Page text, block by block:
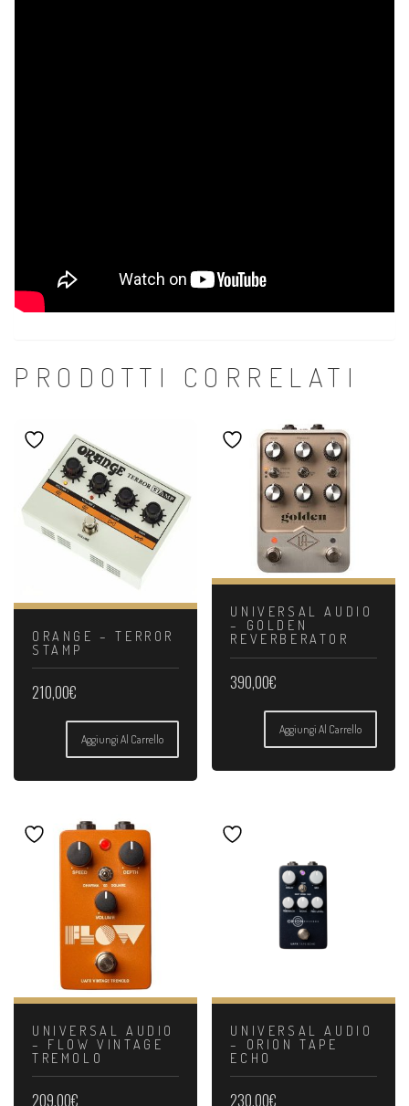
PRODOTTI CORRELATI
ORANGE – TERROR
STAMP
210,00€
Aggiungi Al Carrello
UNIVERSAL AUDIO
– GOLDEN
REVERBERATOR
390,00€
Aggiungi Al Carrello
UNIVERSAL AUDIO
– FLOW VINTAGE
TREMOLO
209,00€
UNIVERSAL AUDIO
– ORION TAPE
ECHO
230,00€